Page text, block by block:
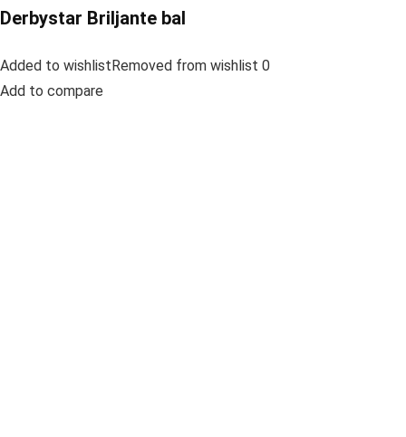
Derbystar Briljante bal
Added to wishlistRemoved from wishlist 0
Add to compare